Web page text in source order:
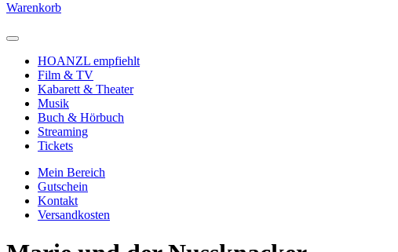
Warenkorb
HOANZL empfiehlt
Film & TV
Kabarett & Theater
Musik
Buch & Hörbuch
Streaming
Tickets
Mein Bereich
Gutschein
Kontakt
Versandkosten